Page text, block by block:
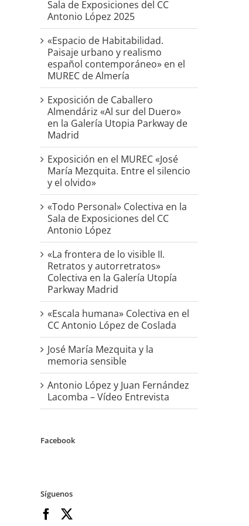
Sala de Exposiciones del CC
Antonio López 2025
«Espacio de Habitabilidad.
Paisaje urbano y realismo
español contemporáneo» en el
MUREC de Almería
Exposición de Caballero
Almendáriz «Al sur del Duero»
en la Galería Utopia Parkway de
Madrid
Exposición en el MUREC «José
María Mezquita. Entre el silencio
y el olvido»
«Todo Personal» Colectiva en la
Sala de Exposiciones del CC
Antonio López
«La frontera de lo visible II.
Retratos y autorretratos»
Colectiva en la Galería Utopía
Parkway Madrid
«Escala humana» Colectiva en el
CC Antonio López de Coslada
José María Mezquita y la
memoria sensible
Antonio López y Juan Fernández
Lacomba – Vídeo Entrevista
Facebook
Síguenos